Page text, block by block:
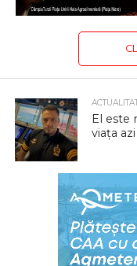
El este
viața azi